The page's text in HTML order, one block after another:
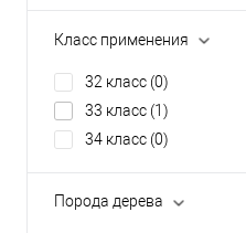
Класс применения
32 класс (0)
33 класс (1)
34 класс (0)
Порода дерева